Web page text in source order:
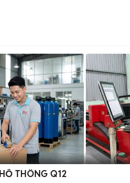
THÔNG Q12